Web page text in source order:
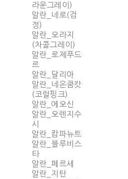
라운그레이)
알란_네로(검
정)
알란_오라지
(차콜그레이)
알란_로제푸드
르
알란_달리아
알란_네온쿰캇
(코럴핑크)
알란_에오신
알란_오렌지수
시
알란_캄파뉴트
알란_블루비스
타
알란_페르세
알란_지탄